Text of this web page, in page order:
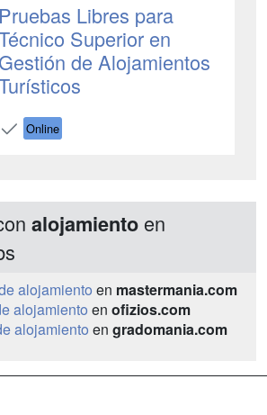
Pruebas Libres para
Superior en
Gestión de Alojamientos
Online
alojamiento en
alojamiento en mastermania.com
alojamiento en ofizios.com
alojamiento en gradomania.com